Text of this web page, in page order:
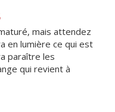
mais attendez
en lumière ce qui est
paraître les
qui revient à